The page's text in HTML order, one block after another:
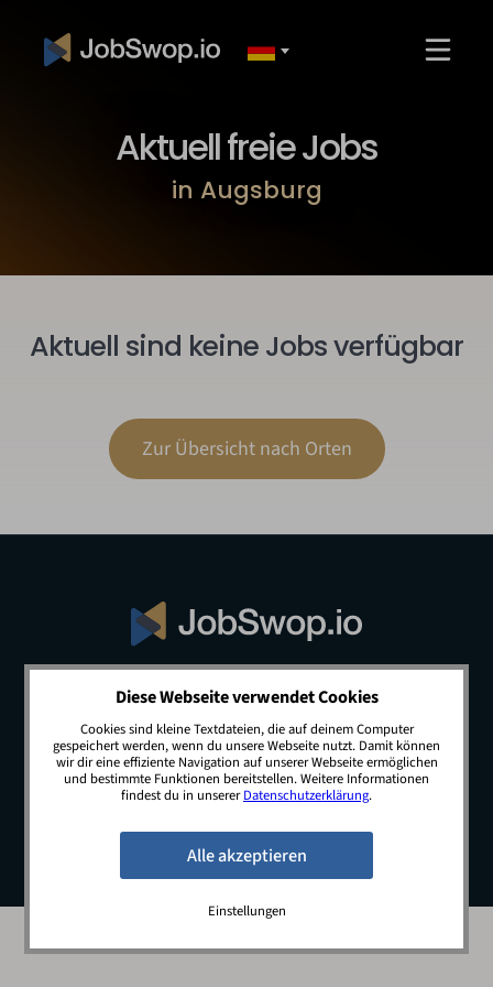
Aktuell freie Jobs
in Augsburg
Aktuell sind keine Jobs verfügbar
Zur Übersicht nach Orten
© 2026 JobSwop.io · All rights reserved.
Blog Jobs Newsletter
Kontakt
Preise
Impressum Datenschutz
Diese Webseite verwendet Cookies
Cookies sind kleine Textdateien, die auf deinem Computer
gespeichert werden, wenn du unsere Webseite nutzt. Damit können
wir dir eine effiziente Navigation auf unserer Webseite ermöglichen
und bestimmte Funktionen bereitstellen. Weitere Informationen
findest du in unsererDatenschutzerklärung.
Einstellungen